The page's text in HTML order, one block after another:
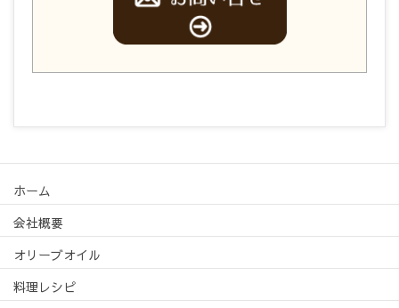
ホーム
会社概要
オリーブオイル
料理レシピ